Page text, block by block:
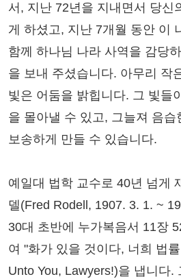
서, 지난 72년을 지내면서 당신
게 하셨고, 지난 7개월 동안 이
함께 하나님 나라 사역을 감당
을 보내 주셨습니다. 아무리 작
빛은 어둠을 밝힙니다. 그 빛들
을 몰아낼 수 있고, 그늘져 음
보송하게 만들 수 있습니다.
예일대 법학 교수로 40년 넘게
델(Fred Rodell, 1907. 3. 1. ~
30대 초반에 누가복음서 11장
여 "화가 있을 것이다, 너희 법
Unto You, Lawyers!)을 냅니다.